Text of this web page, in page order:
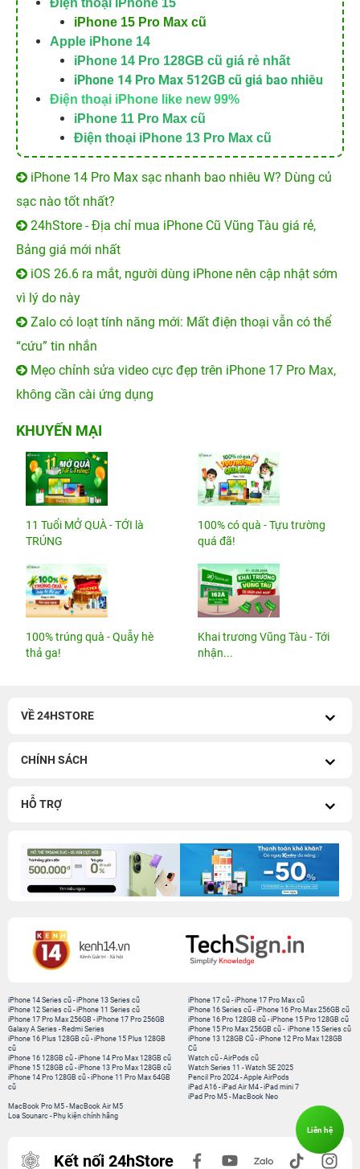
Điện thoại iPhone 15
iPhone 15 Pro Max cũ
Apple iPhone 14
iPhone 14 Pro 128GB cũ giá rẻ nhất
iPhone 14 Pro Max 512GB cũ giá bao nhiêu
Điện thoại iPhone like new 99%
iPhone 11 Pro Max cũ
Điện thoại iPhone 13 Pro Max cũ
iPhone 14 Pro Max sạc nhanh bao nhiêu W? Dùng củ
sạc nào tốt nhất?
24hStore - Địa chỉ mua iPhone Cũ Vũng Tàu giá rẻ,
Bảng giá mới nhất
iOS 26.6 ra mắt, người dùng iPhone nên cập nhật sớm
vì lý do này
Zalo có loạt tính năng mới: Mất điện thoại vẫn có thể
“cứu” tin nhắn
Mẹo chỉnh sửa video cực đẹp trên iPhone 17 Pro Max,
không cần cài ứng dụng
KHUYẾN MẠI
11 Tuổi MỞ QUÀ - TỚI là
TRÚNG
100% có quà - Tựu trường
quá đã!
100% trúng quà - Quẫy hè
thả ga!
Khai trương Vũng Tàu - Tới
nhận...
VỀ 24HSTORE
CHÍNH SÁCH
HỖ TRỢ
iPhone 14 Series cũ -iPhone 13 Series cũ
iPhone 12 Series cũ -iPhone 11 Series cũ
iPhone 17 Pro Max 256GB -iPhone 17 Pro 256GB
Galaxy A Series - Redmi Series
iPhone 17 cũ -iPhone 17 Pro Max cũ
iPhone 16 Series cũ - iPhone 16 Pro Max 256GB cũ
iPhone 16 Pro 128GB cũ -iPhone 15 Pro 128GB cũ
iPhone 15 Pro Max 256GB cũ - iPhone 15 Series cũ
iPhone 16 Plus 128GB cũ -iPhone 15 Plus 128GB
cũ
iPhone 16 128GB cũ -iPhone 14 Pro Max 128GB cũ
iPhone 15 128GB cũ -iPhone 13 Pro Max 128GB cũ
iPhone 14 Pro 128GB cũ -iPhone 11 Pro Max 64GB
cũ
iPhone 13 128GB Cũ -iPhone 12 Pro Max 128GB
Cũ
Watch cũ -AirPods cũ
Watch Series 11 -Watch SE 2025
Pencil Pro 2024 -Apple AirPods
iPad A16 -iPad Air M4 -iPad mini 7
iPad Pro M5 - MacBook Neo
MacBook Pro M5 - MacBook Air M5
Loa Sounarc - Phụ kiện chính hãng
Kết nối 24hStore
Liên hệ